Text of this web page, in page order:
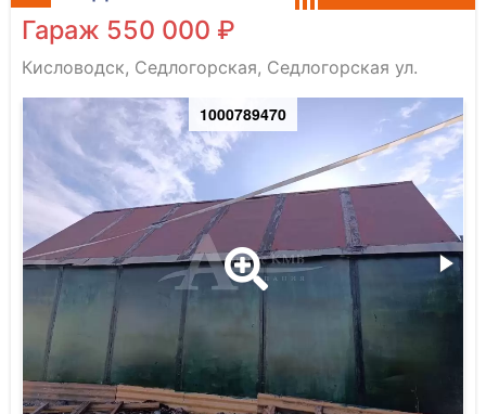
Гараж 550 000 ₽
Кисловодск, Седлогорская, Седлогорская ул.
1000789470